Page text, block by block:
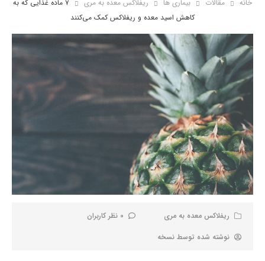
خانه مقالات بیماری ها ریفلاکس معده به مری
۷ ماده غذایی که به
کاهش اسید معده و ریفلاکس کمک می‌کنند
ریفلاکس معده به مری
0 نظر کاربران
نوشته شده توسط نسخه